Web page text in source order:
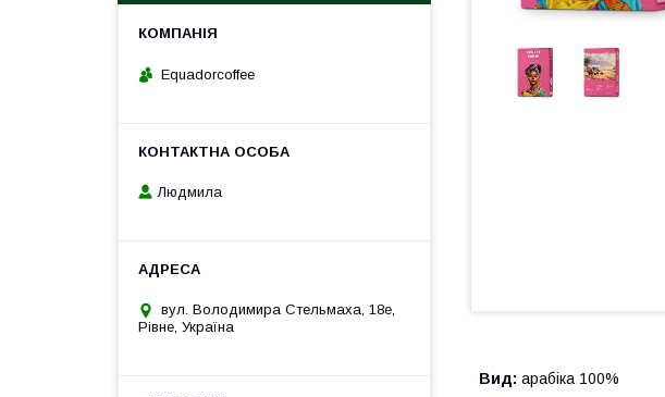
Вид: арабіка 100%
Equadorcoffee
Людмила
вул. Володимира Стельмаха, 18е,
Рівне, Україна